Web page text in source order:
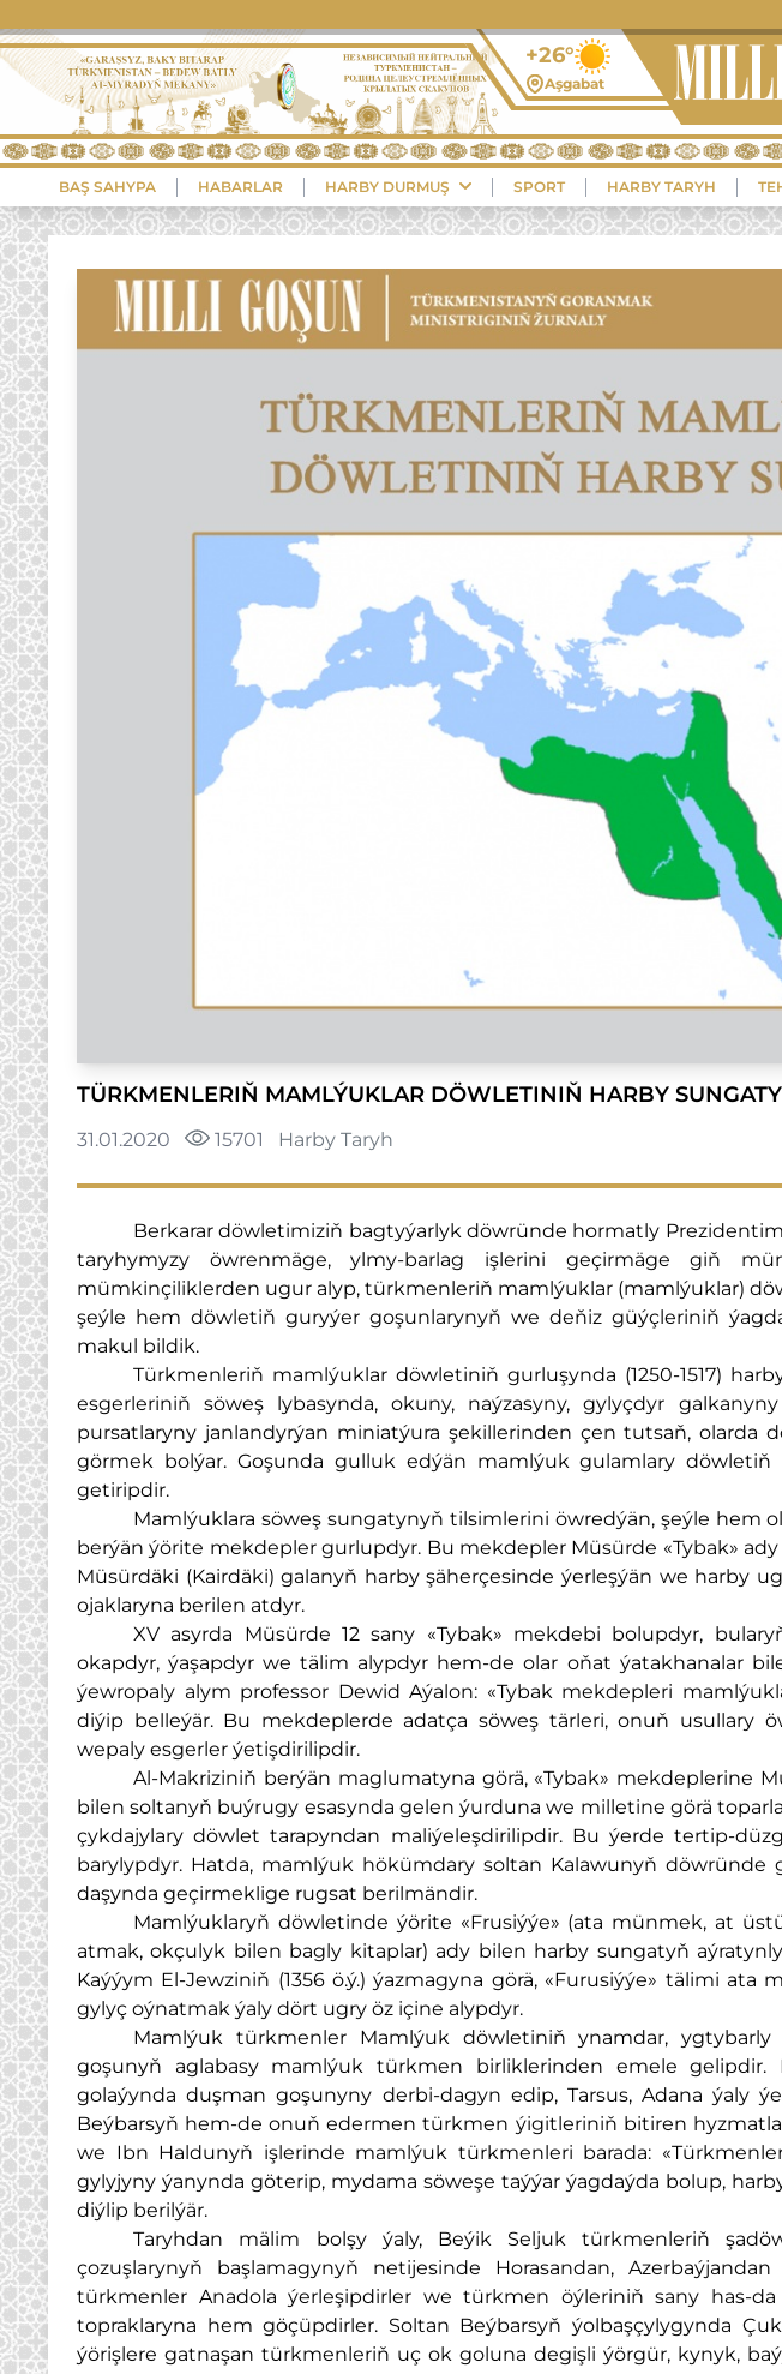
+32°
Balkanabat
BAŞ SAHYPA HABARLAR HARBY DURMUŞ SPORT HARBY TARYH
TÜRKMENLERIŇ MAMLÝUKLAR DÖWLETINIŇ HARBY SUNGATY
31.01.2020 15701 Harby Taryh
Berkarar döwletimiziň bagtyýarlyk döwründe hormatly
taryhymyzy öwrenmäge, ylmy-barlag işlerini geçirmäge giň
mümkinçiliklerden ugur alyp, türkmenleriň mamlýuklar (mamlýuklar)
şeýle hem döwletiň guryýer goşunlarynyň we deňiz güýçleriniň
makul bildik.
Türkmenleriň mamlýuklar döwletiniň gurluşynda (1250-1517)
esgerleriniň söweş lybasynda, okuny, naýzasyny, gylyçdyr
pursatlaryny janlandyrýan miniatýura şekillerinden çen tutsaň, olarda
görmek bolýar. Goşunda gulluk edýän mamlýuk gulamlary
getiripdir.
Mamlýuklara söweş sungatynyň tilsimlerini öwredýän, şeýle hem
berýän ýörite mekdepler gurlupdyr. Bu mekdepler Müsürde «Tybak»
Müsürdäki (Kairdäki) galanyň harby şäherçesinde ýerleşýän we harby
ojaklaryna berilen atdyr.
XV asyrda Müsürde 12 sany «Tybak» mekdebi bolupdyr,
okapdyr, ýaşapdyr we tälim alypdyr hem-de olar oňat ýatakhanalar
ýewropaly alym professor Dewid Aýalon: «Tybak mekdepleri
diýip belleýär. Bu mekdeplerde adatça söweş tärleri, onuň usullary
wepaly esgerler ýetişdirilipdir.
Al-Makriziniň berýän maglumatyna görä, «Tybak» mekdeplerine
bilen soltanyň buýrugy esasynda gelen ýurduna we milletine görä
çykdajylary döwlet tarapyndan maliýeleşdirilipdir. Bu ýerde tertip-
barylypdyr. Hatda, mamlýuk hökümdary soltan Kalawunyň döwründe
daşynda geçirmeklige rugsat berilmändir.
Mamlýuklaryň döwletinde ýörite «Frusiýýe» (ata münmek, at
atmak, okçulyk bilen bagly kitaplar) ady bilen harby sungatyň
Kaýýym El-Jewziniň (1356 ö.ý.) ýazmagyna görä, «Furusiýýe» tälimi
gylyç oýnatmak ýaly dört ugry öz içine alypdyr.
Mamlýuk türkmenler Mamlýuk döwletiniň ynamdar,
goşunyň aglabasy mamlýuk türkmen birliklerinden emele gelipdir.
golaýynda duşman goşunyny derbi-dagyn edip, Tarsus, Adana ýaly
Beýbarsyň hem-de onuň edermen türkmen ýigitleriniň bitiren
we Ibn Haldunyň işlerinde mamlýuk türkmenleri barada:
gylyjyny ýanynda göterip, mydama söweşe taýýar ýagdaýda bolup,
diýlip berilýär.
Taryhdan mälim bolşy ýaly, Beýik Seljuk türkmenleriň
çozuşlarynyň başlamagynyň netijesinde Horasandan,
türkmenler Anadola ýerleşipdirler we türkmen öýleriniň sany has-
topraklaryna hem göçüpdirler. Soltan Beýbarsyň ýolbaşçylygynda
ýörişlere gatnaşan türkmenleriň uç ok goluna degişli ýörgür, kynyk,